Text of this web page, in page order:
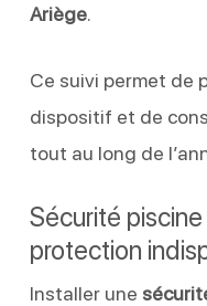
Ariège.
Ce suivi permet de
dispositif et de
tout au long de
Sécurité
protection
Installer une